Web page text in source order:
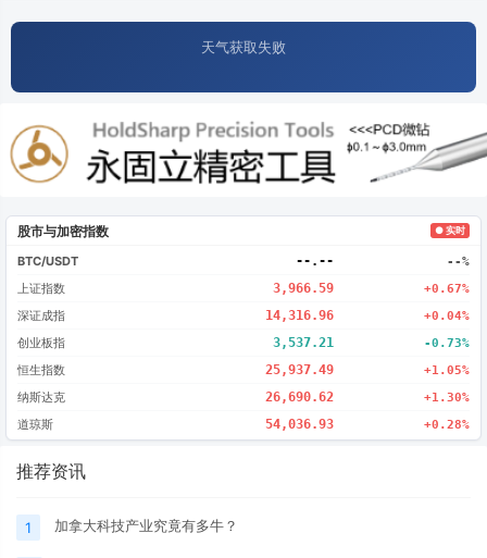
天气获取失败
股市与加密指数 ● 实时
BTC/USDT --.-- --%
上证指数 3,966.59 +0.67%
深证成指 14,316.96 +0.04%
创业板指 3,537.21 -0.73%
恒生指数 25,937.49 +1.05%
纳斯达克 26,690.62 +1.30%
道琼斯 54,036.93 +0.28%
推荐资讯
1 加拿大科技产业究竟有多牛？